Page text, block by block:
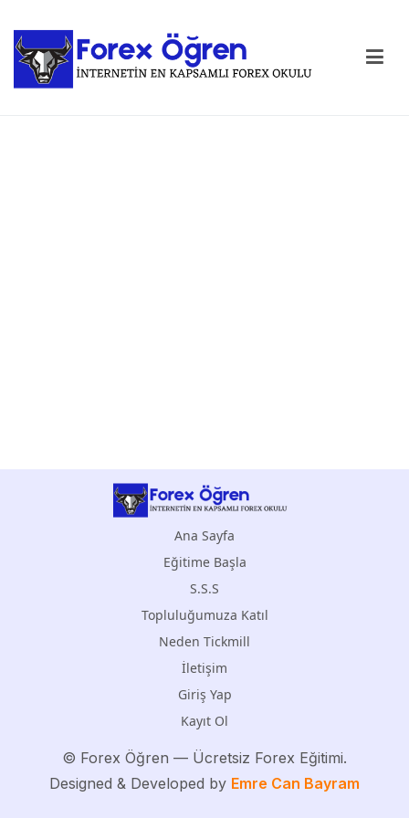
Ana Sayfa
Eğitime Başla
S.S.S
Topluluğumuza Katıl
Neden Tickmill
İletişim
Giriş Yap
Kayıt Ol
© Forex Öğren — Ücretsiz Forex Eğitimi.
Designed & Developed by Emre Can Bayram